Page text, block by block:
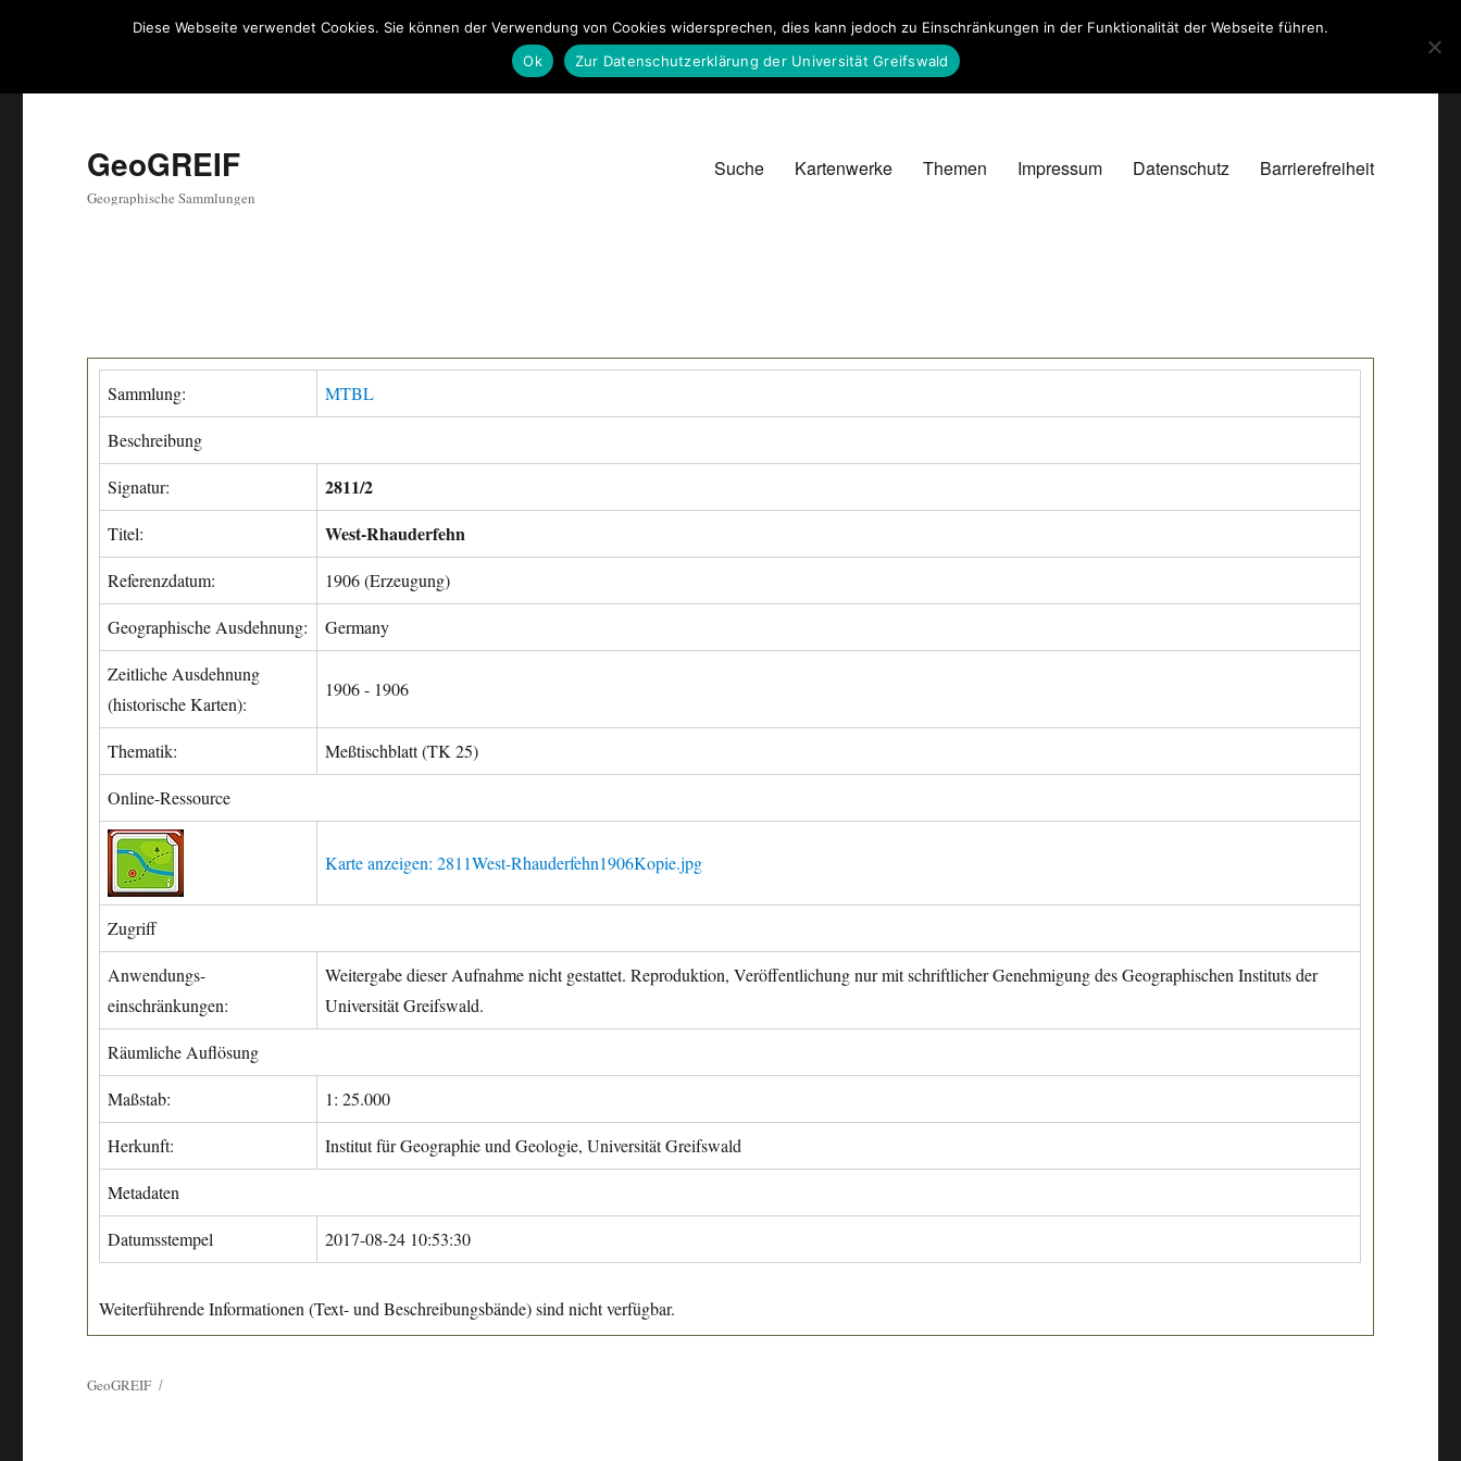
GeoGREIF
Geographische Sammlungen
Suche Kartenwerke Themen Impressum Datenschutz Barrierefreiheit
Sammlung: MTBL
Beschreibung
Signatur: 2811/2
Titel: West-Rhauderfehn
Referenzdatum: 1906 (Erzeugung)
Geographische Ausdehnung: Germany
Zeitliche Ausdehnung
(historische Karten):
1906 - 1906
Thematik: Meßtischblatt (TK 25)
Online-Ressource
Karte anzeigen: 2811West-Rhauderfehn1906Kopie.jpg
Zugriff
Anwendungs-
einschränkungen:
Weitergabe dieser Aufnahme nicht gestattet. Reproduktion, Veröffentlichung nur mit schriftlicher Genehmigung des Geographischen Instituts der
Universität Greifswald.
Räumliche Auflösung
Maßstab: 1: 25.000
Herkunft: Institut für Geographie und Geologie, Universität Greifswald
Metadaten
Datumsstempel 2017-08-24 10:53:30
Weiterführende Informationen (Text- und Beschreibungsbände) sind nicht verfügbar.
GeoGREIF
Diese Webseite verwendet Cookies. Sie können der Verwendung von Cookies widersprechen, dies kann jedoch zu Einschränkungen in der Funktionalität der Webseite führen.
Ok
Zur Datenschutzerklärung der Universität Greifswald